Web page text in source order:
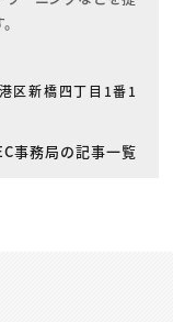
区新橋四丁目1番1
事務局の記事一覧